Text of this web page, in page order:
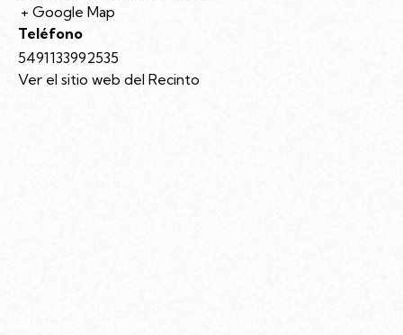
+ Google Map
Teléfono
5491133992535
Ver el sitio web del Recinto